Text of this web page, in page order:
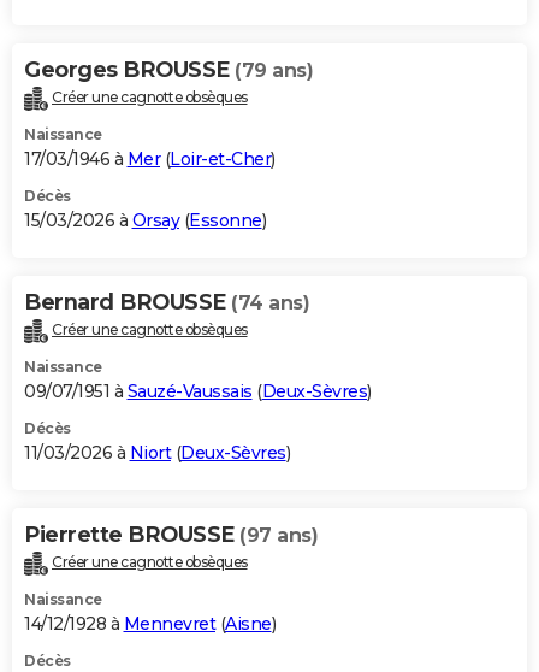
Georges BROUSSE (79 ans)
Créer une cagnotte obsèques
Naissance
17/03/1946 à Mer(Loir-et-Cher)
Décès
15/03/2026 à Orsay(Essonne)
Bernard BROUSSE (74 ans)
Créer une cagnotte obsèques
Naissance
09/07/1951 à Sauzé-Vaussais (Deux-Sèvres)
Décès
11/03/2026 à Niort(Deux-Sèvres)
Pierrette BROUSSE (97 ans)
Créer une cagnotte obsèques
Naissance
14/12/1928 à Mennevret(Aisne)
Décès